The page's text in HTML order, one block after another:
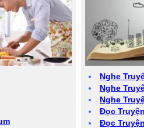
Nghe
Nghe
Nghe
Đọc
Đọc